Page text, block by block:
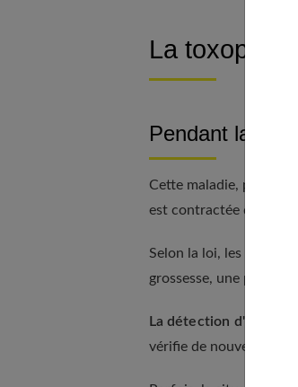
La
Pendant la
Cette maladie,
est contractée durant la
Selon la loi, les
grossesse, une prise
La détection d'IgG,
vérifie de nouveau... Et